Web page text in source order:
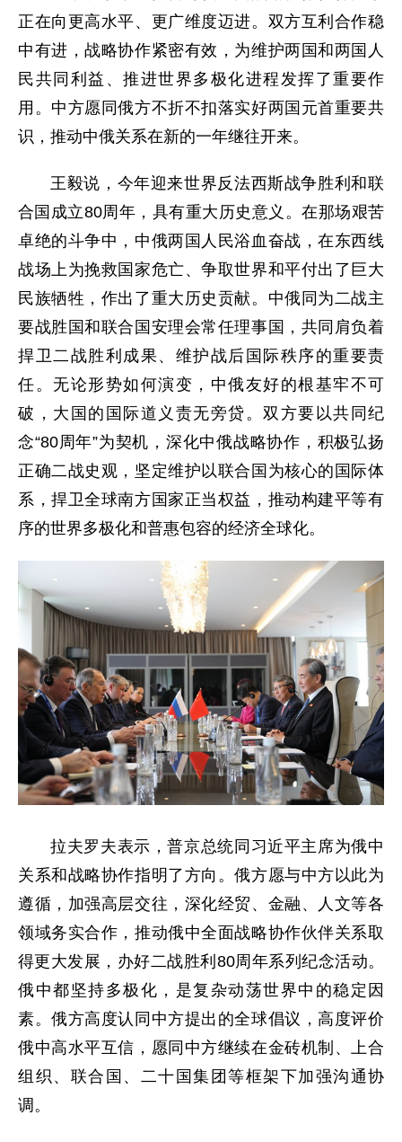
正在向更高水平、更广维度迈进。双方互利合作稳
中有进，战略协作紧密有效，为维护两国和两国人
民共同利益、推进世界多极化进程发挥了重要作
用。中方愿同俄方不折不扣落实好两国元首重要共
识，推动中俄关系在新的一年继往开来。
王毅说，今年迎来世界反法西斯战争胜利和联
合国成立80周年，具有重大历史意义。在那场艰苦
卓绝的斗争中，中俄两国人民浴血奋战，在东西线
战场上为挽救国家危亡、争取世界和平付出了巨大
民族牺牲，作出了重大历史贡献。中俄同为二战主
要战胜国和联合国安理会常任理事国，共同肩负着
捍卫二战胜利成果、维护战后国际秩序的重要责
任。无论形势如何演变，中俄友好的根基牢不可
破，大国的国际道义责无旁贷。双方要以共同纪
念“80周年”为契机，深化中俄战略协作，积极弘扬
正确二战史观，坚定维护以联合国为核心的国际体
系，捍卫全球南方国家正当权益，推动构建平等有
序的世界多极化和普惠包容的经济全球化。
拉夫罗夫表示，普京总统同习近平主席为俄中
关系和战略协作指明了方向。俄方愿与中方以此为
遵循，加强高层交往，深化经贸、金融、人文等各
领域务实合作，推动俄中全面战略协作伙伴关系取
得更大发展，办好二战胜利80周年系列纪念活动。
俄中都坚持多极化，是复杂动荡世界中的稳定因
素。俄方高度认同中方提出的全球倡议，高度评价
俄中高水平互信，愿同中方继续在金砖机制、上合
组织、联合国、二十国集团等框架下加强沟通协
调。